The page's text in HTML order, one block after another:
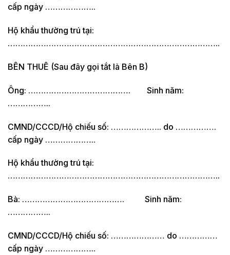
cấp ngày ………………..
Hộ khẩu thường trú tại:
………………………………………………………………………..
BÊN THUÊ (Sau đây gọi tắt là Bên B)
Ông: …………………………………. Sinh năm:
……………..
CMND/CCCD/Hộ chiếu số: ……………….. do …………….
cấp ngày ………………..
Hộ khẩu thường trú tại:
………………………………………………………………………..
Bà: …………………………………. Sinh năm:
……………..
CMND/CCCD/Hộ chiếu số: ………………… do ……………
cấp ngày ………………..